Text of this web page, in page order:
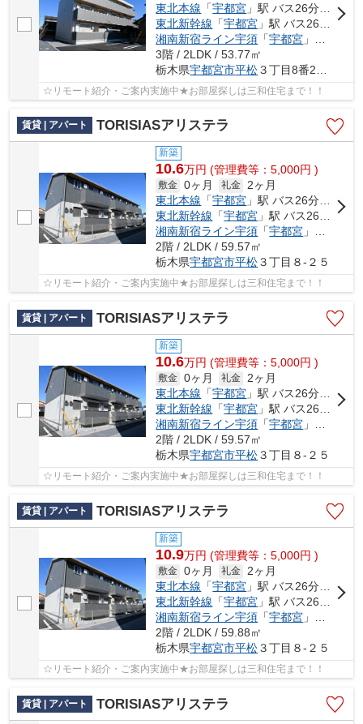
東北本線 「宇都宮 」駅 バス26分 「平松神社前」 停歩6分
東北新幹線 「宇都宮 」駅 バス26分 「平松神社前」 停歩6分
湘南新宿ライン宇須 「宇都宮 」駅 バス26分 「平松神社前」 停歩6分
3階 / 2LDK / 53.77㎡
栃木県宇都宮市平松３丁目8番24号
☆リモート紹介・ご案内実施中★お部屋探しは三和住宅まで！！
賃貸 | アパート TORISIASアリステラ
新築
10.6万円 (管理費等：5,000円 )
敷金 0ヶ月 礼金 2ヶ月
東北本線 「宇都宮 」駅 バス26分 「平松神社前」 停歩6分
東北新幹線 「宇都宮 」駅 バス26分 「平松神社前」 停歩6分
湘南新宿ライン宇須 「宇都宮 」駅 バス26分 「平松神社前」 停歩6分
2階 / 2LDK / 59.57㎡
栃木県宇都宮市平松３丁目８-２５
☆リモート紹介・ご案内実施中★お部屋探しは三和住宅まで！！
賃貸 | アパート TORISIASアリステラ
新築
10.6万円 (管理費等：5,000円 )
敷金 0ヶ月 礼金 2ヶ月
東北本線 「宇都宮 」駅 バス26分 「平松神社前」 停歩6分
東北新幹線 「宇都宮 」駅 バス26分 「平松神社前」 停歩6分
湘南新宿ライン宇須 「宇都宮 」駅 バス26分 「平松神社前」 停歩6分
2階 / 2LDK / 59.57㎡
栃木県宇都宮市平松３丁目８-２５
☆リモート紹介・ご案内実施中★お部屋探しは三和住宅まで！！
賃貸 | アパート TORISIASアリステラ
新築
10.9万円 (管理費等：5,000円 )
敷金 0ヶ月 礼金
2ヶ月
東北本線 「宇都宮 」駅 バス26分 「平松神社前」 停歩6分
東北新幹線 「宇都宮 」駅 バス26分 「平松神社前」 停歩6分
湘南新宿ライン宇須 「宇都宮 」駅 バス26分 「平松神社前」 停歩6分
2階 / 2LDK / 59.88㎡
栃木県宇都宮市平松３丁目８-２５
☆リモート紹介・ご案内実施中★お部屋探しは三和住宅まで！！
賃貸 | アパート TORISIASアリステラ